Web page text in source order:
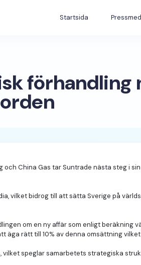
Startsida
förhandling
China Gas tar Suntrade nästa steg i
vilket bidrog till att sätta Sverige på
om en ny affär som enligt beräkning
äga rätt till 10% av denna omsättning
vilket speglar samarbetets strategiska